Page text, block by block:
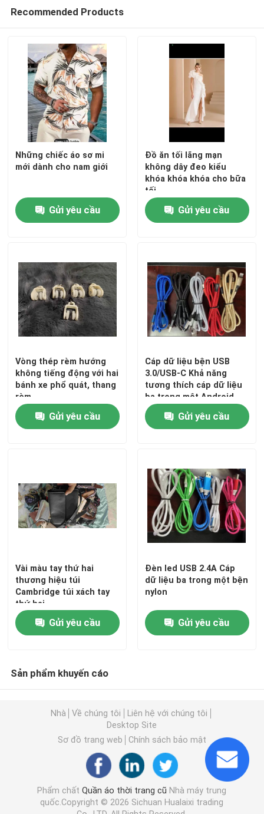
Trang chủ
Video
Về chúng tôi
Tham quan nhà máy
Kiểm soát chất lượng
Liên hệ chúng tôi
Quần áo thời trang cũ
Giày nam đã qua sử dụng
Giày cao cấp đã qua sử dụng
Giày trẻ em đã qua sử dụng
Trang phục mùa thu thường ngày
Áo sơ mi nam mẫu mới
Recommended Products
Những chiếc áo sơ mi
mới dành cho nam giới
Gửi yêu cầu
Đồ ăn tối lãng mạn
không dây đeo kiểu
khóa khóa khóa cho bữa
tối
Gửi yêu cầu
Vòng thép rèm hướng
không tiếng động với hai
bánh xe phổ quát, thang
rèm
Gửi yêu cầu
Cáp dữ liệu bện USB
3.0/USB-C Khả năng
tương thích cáp dữ liệu
ba trong một Android
iOS Windows
Gửi yêu cầu
Vài màu tay thứ hai
thương hiệu túi
Cambridge túi xách tay
thứ hai
Gửi yêu cầu
Đèn led USB 2.4A Cáp
dữ liệu ba trong một bện
nylon
Gửi yêu cầu
Sản phẩm khuyến cáo
Nhà Về chúng tôi
Liên hệ với chúng tôi
Desktop Site
Sơ đồ trang web
Chính sách bảo mật
Phẩm chấtQuần áo thời trang cũ Nhà máy trung
quốc.Copyright © 2026 Sichuan Hualaixi trading